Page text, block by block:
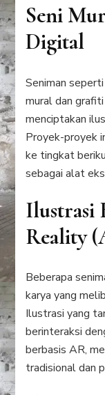
Seni
Digital
Seniman
mural dan
menciptakan
Proyek-proyek
ke tingkat
sebagai alat
Ilustrasi
Reality
Beberapa
karya yang
Ilustrasi yang
berinteraksi
berbasis AR,
tradisional dan